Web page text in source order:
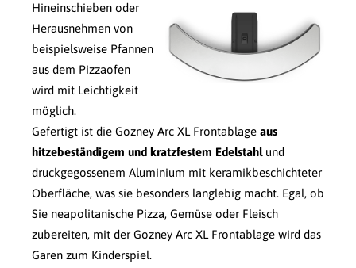
Hineinschieben oder
Herausnehmen von
beispielsweise Pfannen
aus dem Pizzaofen
wird mit Leichtigkeit
möglich.
Gefertigt ist die Gozney Arc XL Frontablage aus
hitzebeständigem und kratzfestem Edelstahlund
druckgegossenem Aluminium mit keramikbeschichteter
Oberfläche, was sie besonders langlebig macht. Egal, ob
Sie neapolitanische Pizza, Gemüse oder Fleisch
zubereiten, mit der Gozney Arc XL Frontablage wird das
Garen zum Kinderspiel.